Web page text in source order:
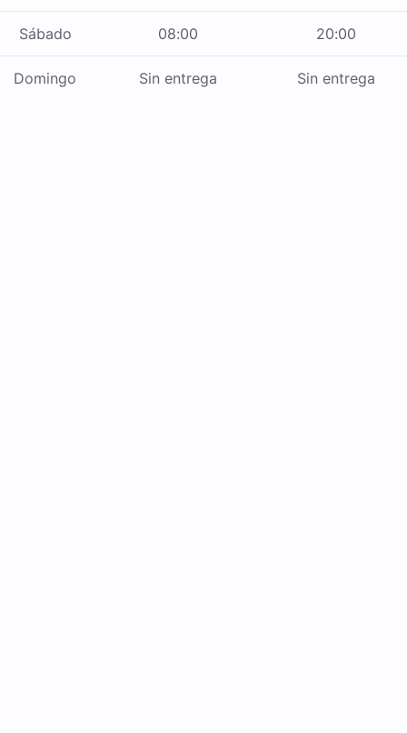
Sábado 08:00 20:00
Domingo Sin entrega Sin entrega